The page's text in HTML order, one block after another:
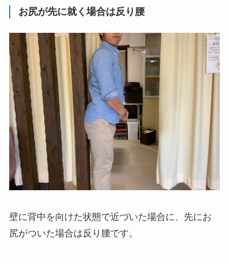
お尻が先に就く場合は反り腰
壁に背中を向けた状態で近づいた場合に、先にお
尻がついた場合は反り腰です。